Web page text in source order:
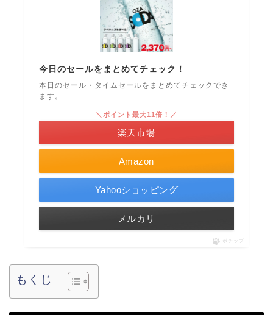
今日のセールをまとめてチェック！
本日のセール・タイムセールをまとめてチェックでき
ます。
Amazon
＼ポイント最大11倍！／
楽天市場
Yahooショッピング
メルカリ
ポチップ
もくじ